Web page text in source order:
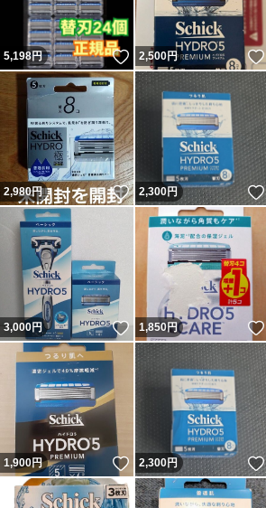
5,198円 いいね！
2,500円
2,980円 いいね！
2,300円
3,000円 いいね！
1,850円
1,900円 いいね！
2,300円